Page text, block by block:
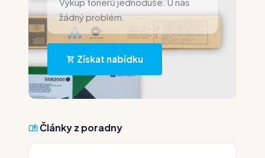
žádný problém.
Získat nabídku
Články z poradny